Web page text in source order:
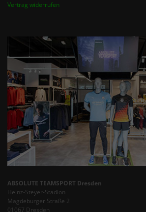
Vertrag widerrufen
ABSOLUTE TEAMSPORT Dresden
Heinz-Steyer-Stadion
Magdeburger Straße 2
01067 Dresden